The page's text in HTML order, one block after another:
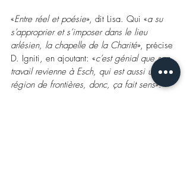
«Entre réel et poésie», dit Lisa. Qui «a su
s’approprier et s’imposer dans le lieu
arlésien, la chapelle de la Charité», précise
D. Igniti, en ajoutant: «c’est génial que son
travail revienne à Esch, qui est aussi une
région de frontières, donc, ça fait sens».